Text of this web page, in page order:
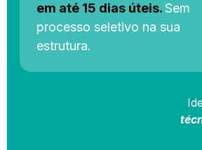
em até 15 dias úteis.Sem
processo seletivo na sua
estrutura.